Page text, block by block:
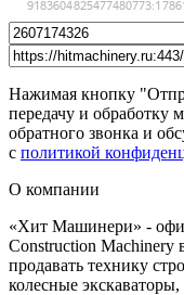
Нажимая кнопку
передачу и обработку
обратного звонка и
с политикой
О компании
«Хит Машинери» -
Construction Machinery
продавать технику
колесные